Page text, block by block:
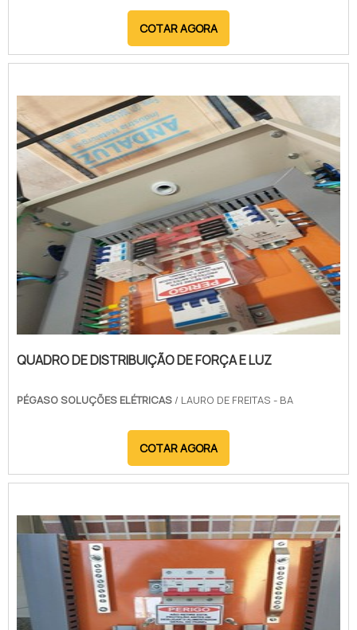
COTAR AGORA
QUADRO DE DISTRIBUIÇÃO DE FORÇA E LUZ
PÉGASO SOLUÇÕES ELÉTRICAS / LAURO DE FREITAS - BA
COTAR AGORA